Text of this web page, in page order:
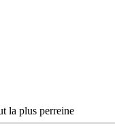
la plus perreine